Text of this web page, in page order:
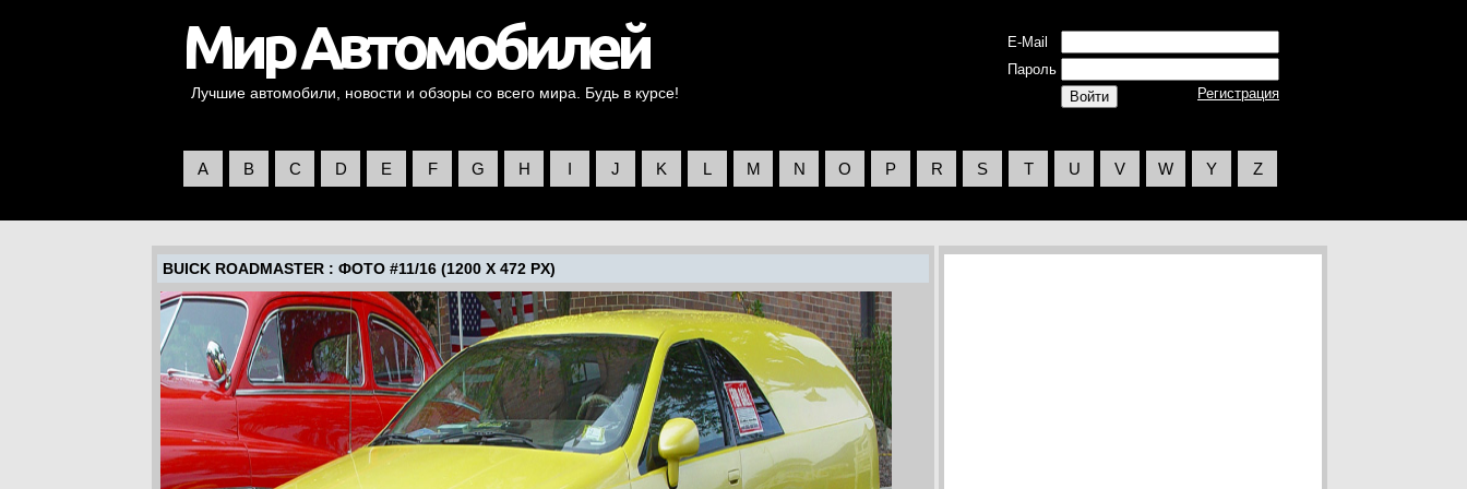
Лучшие автомобили, новости и обзоры со всего мира. Будь в курсе!
E-Mail
Пароль
Регистрация
A B C D E F G H I J K L M N O P R S T U V W Y Z
BUICK ROADMASTER: ФОТО #11/16 (1200 X 472 PX)